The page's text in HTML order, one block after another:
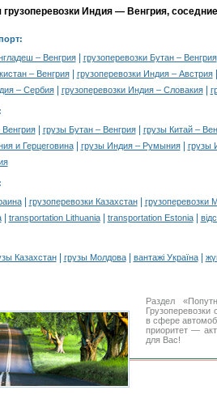
грузоперевозки Индия — Венгрия,
– Венгрия| грузоперевозки Бутан – Венгрия
– Венгрия| грузоперевозки Индия – Австрия
– Сербия| грузоперевозки Индия – Словакия|
| грузы Бутан – Венгрия|
грузы Китай –
и Герцеговина| грузы Индия – Румыния|
грузы
| грузоперевозки Казахстан|
грузоперевозки
| transportation Lithuania| transportation Estonia|
Казахстан| грузы Молдова| вантажі Україна|
Раздел
в сфере
приоритет —
для Вас!